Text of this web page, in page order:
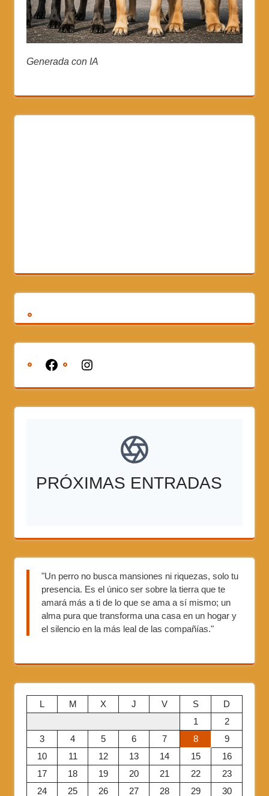
Generada con IA
PRÓXIMAS ENTRADAS
"Un perro no busca mansiones ni riquezas, solo tu
presencia. Es el único ser sobre la tierra que te
amará más a ti de lo que se ama a sí mismo; un
alma pura que transforma una casa en un hogar y
el silencio en la más leal de las compañías."
L M X J V S
D
1
2
3
4 5 6 7 8
9
10
11 12 13 14 15
16
17
18 19 20 21 22
23
24
25 26 27 28 29 30